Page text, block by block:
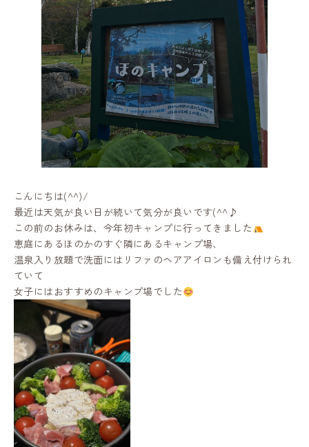
こんにちは(^^)/
最近は天気が良い日が続いて気分が良いです(^^♪
この前のお休みは、今年初キャンプに行ってきました
恵庭にあるほのかのすぐ隣にあるキャンプ場、
温泉入り放題で洗面にはリファのヘアアイロンも備え付けられ
ていて
女子にはおすすめのキャンプ場でした
RESERVE